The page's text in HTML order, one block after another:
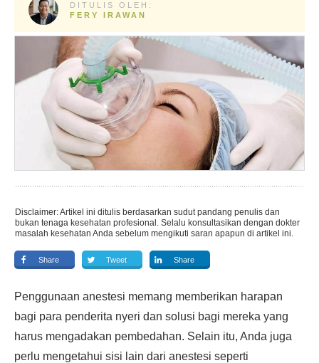
DITULIS OLEH:
FERY IRAWAN
Disclaimer: Artikel ini ditulis berdasarkan sudut pandang penulis dan
bukan tenaga kesehatan profesional. Selalu konsultasikan dengan dokter
masalah kesehatan Anda sebelum mengikuti saran apapun di artikel ini.
Share Tweet Share
Penggunaan anestesi memang memberikan harapan
bagi para penderita nyeri dan solusi bagi mereka yang
harus mengadakan pembedahan. Selain itu, Anda juga
perlu mengetahui sisi lain dari anestesi seperti